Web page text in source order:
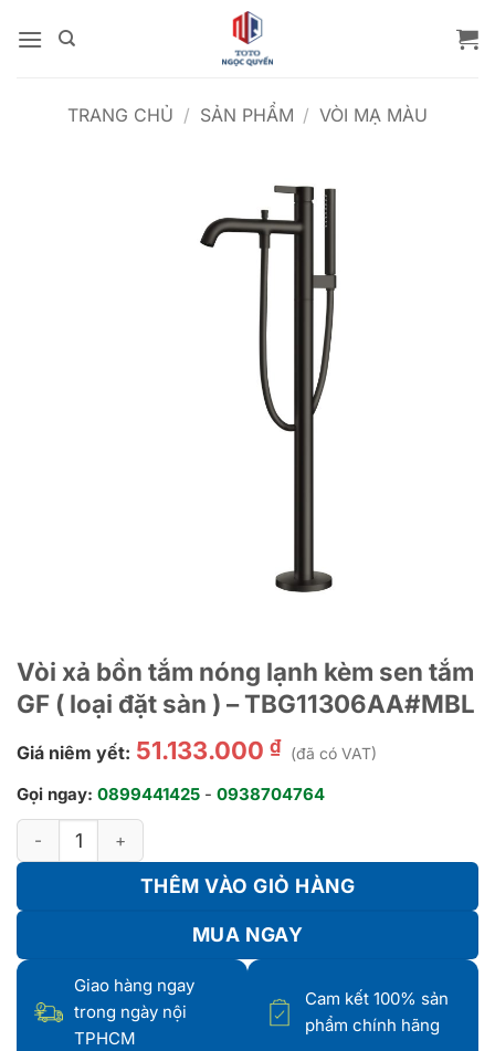
qua
TRANG CHỦ / SẢN PHẨM / VÒI MẠ MÀU
Vòi xả bồn tắm nóng lạnh kèm sen tắm
GF ( loại đặt sàn ) – TBG11306AA#MBL
Giá niêm yết: 51.133.000 ₫ (đã có VAT)
Gọi ngay: 0899441425 - 0938704764
Vòi xả bồn tắm nóng lạnh kèm sen tắm GF ( loại đặt sàn ) -
THÊM VÀO GIỎ HÀNG
MUA NGAY
Giao hàng ngay
trong ngày nội
TPHCM
Cam kết 100% sản
phẩm chính hãng